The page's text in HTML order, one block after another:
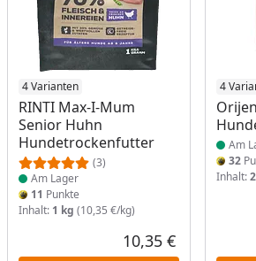
4 Varianten
RINTI Max-I-Mum
Senior Huhn
Hundetrockenfutter
(3)
Produkt am Lager
Am Lager
11 Punkte
Inhalt: 1 kg (10,35 €/kg)
Aktueller
10,35 €
4
Am
32
Inhalt: